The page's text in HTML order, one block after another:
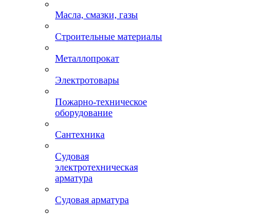
Масла, смазки, газы
Строительные материалы
Металлопрокат
Электротовары
Пожарно-техническое
оборудование
Сантехника
Судовая
электротехническая
арматура
Судовая арматура